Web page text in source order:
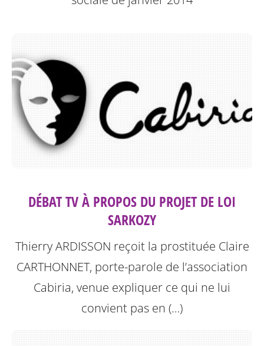
DÉBAT TV À PROPOS DU PROJET DE LOI
SARKOZY
Thierry ARDISSON reçoit la prostituée Claire
CARTHONNET, porte-parole de l’association
Cabiria, venue expliquer ce qui ne lui
convient pas en (…)